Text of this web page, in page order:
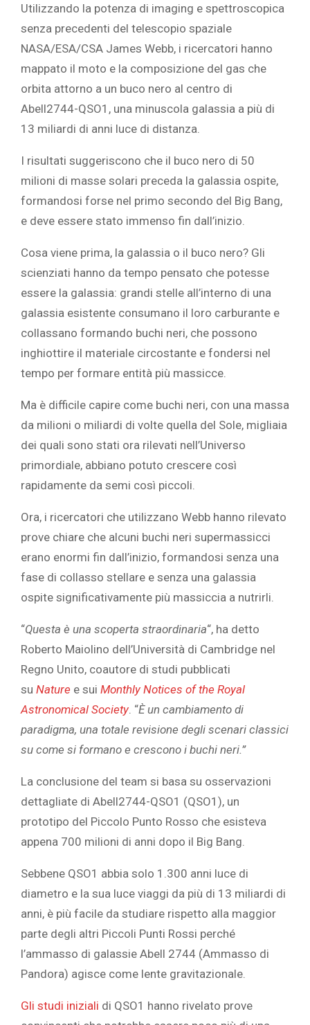
Utilizzando la potenza di imaging e spettroscopica
senza precedenti del telescopio spaziale
NASA/ESA/CSA James Webb, i ricercatori hanno
mappato il moto e la composizione del gas che
orbita attorno a un buco nero al centro di
Abell2744-QSO1, una minuscola galassia a più di
13 miliardi di anni luce di distanza.
I risultati suggeriscono che il buco nero di 50
milioni di masse solari preceda la galassia ospite,
formandosi forse nel primo secondo del Big Bang,
e deve essere stato immenso fin dall’inizio.
Cosa viene prima, la galassia o il buco nero? Gli
scienziati hanno da tempo pensato che potesse
essere la galassia: grandi stelle all’interno di una
galassia esistente consumano il loro carburante e
collassano formando buchi neri, che possono
inghiottire il materiale circostante e fondersi nel
tempo per formare entità più massicce.
Ma è difficile capire come buchi neri, con una massa
da milioni o miliardi di volte quella del Sole, migliaia
dei quali sono stati ora rilevati nell’Universo
primordiale, abbiano potuto crescere così
rapidamente da semi così piccoli.
Ora, i ricercatori che utilizzano Webb hanno rilevato
prove chiare che alcuni buchi neri supermassicci
erano enormi fin dall’inizio, formandosi senza una
fase di collasso stellare e senza una galassia
ospite significativamente più massiccia a nutrirli.
“Questa è una scoperta straordinaria“, ha detto
Roberto Maiolino dell’Università di Cambridge nel
Regno Unito, coautore di studi pubblicati
su Nature e sui Monthly Notices of the Royal
Astronomical Society . “È un cambiamento di
paradigma, una totale revisione degli scenari classici
su come si formano e crescono i buchi neri.”
La conclusione del team si basa su osservazioni
dettagliate di Abell2744-QSO1 (QSO1), un
prototipo del Piccolo Punto Rosso che esisteva
appena 700 milioni di anni dopo il Big Bang.
Sebbene QSO1 abbia solo 1.300 anni luce di
diametro e la sua luce viaggi da più di 13 miliardi di
anni, è più facile da studiare rispetto alla maggior
parte degli altri Piccoli Punti Rossi perché
l’ammasso di galassie Abell 2744 (Ammasso di
Pandora) agisce come lente gravitazionale.
Gli studi iniziali di QSO1 hanno rivelato prove